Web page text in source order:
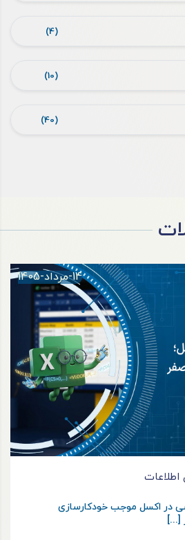
(4)
(10)
(40)
14-مرداد-1405
اطلاعات
در اکسل موجب خودکارسازی
[...]